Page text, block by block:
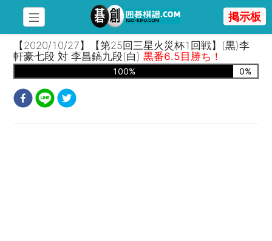
掲示板
【2020/10/27】【第25回三星火災杯1回戦】(黒)李
軒豪七段 対 李昌鎬九段(白)黒番6.5目勝ち！
100% 0%